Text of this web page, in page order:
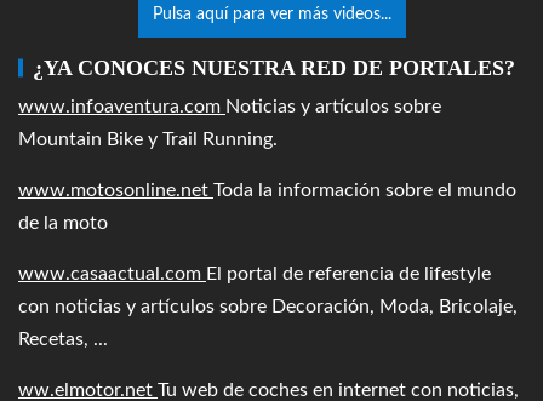
Pulsa aquí para ver más videos...
¿YA CONOCES NUESTRA RED DE PORTALES?
www.infoaventura.com Noticias y artículos sobre
Mountain Bike y Trail Running.
www.motosonline.net Toda la información sobre el mundo
de la moto
www.casaactual.com El portal de referencia de lifestyle
con noticias y artículos sobre Decoración, Moda, Bricolaje,
Recetas, ...
ww.elmotor.net Tu web de coches en internet con noticias,